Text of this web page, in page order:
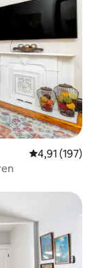
Gemiddelde
4,91 (197)